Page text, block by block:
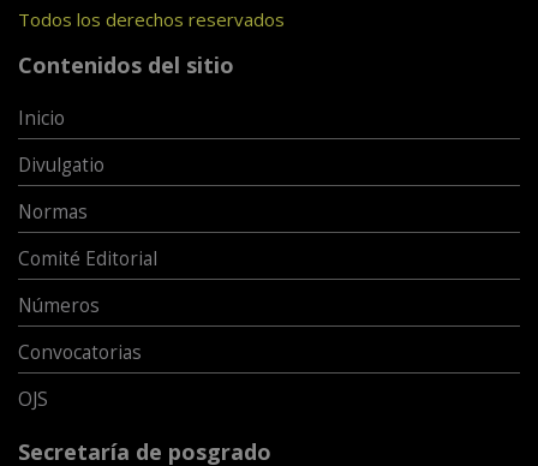
Todos los derechos reservados
Contenidos del sitio
Inicio
Divulgatio
Normas
Comité Editorial
Números
Convocatorias
OJS
Secretaría de posgrado